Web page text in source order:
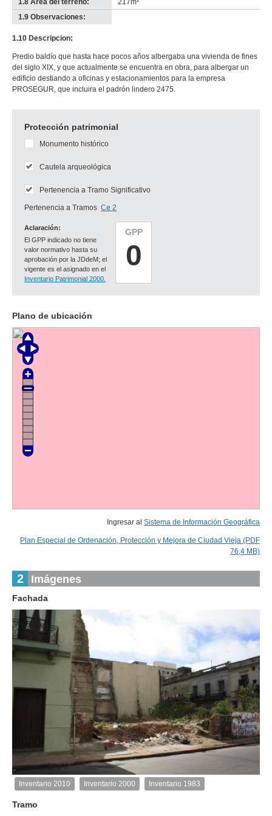
1.8 Área del terreno:
217m²
1.9 Observaciones:
1.10 Descripcion:
Predio baldío que hasta hace pocos años albergaba una vivienda de fines
del siglo XIX, y que actualmente se encuentra en obra, para albergar un
edificio destiando a oficinas y estacionamientos para la empresa
PROSEGUR, que incluira el padrón lindero 2475.
Protección patrimonial
GPP
0
Aclaración:
El GPP indicado no tiene
valor normativo hasta su
aprobación por la JDdeM; el
vigente es el asignado en el
Inventario Patrimonial 2000.
Monumento histórico
Cautela arqueológica
Pertenencia a Tramo Significativo
Pertenencia a Tramos Ce 2
Plano de ubicación
Ingresar al Sistema de Información Geográfica
Plan Especial de Ordenación, Protección y Mejora de Ciudad Vieja (PDF
76,4 MB)
2 Imágenes
Fachada
Inventario
2010
Inventario 2010
de1
Inventario 2000
Inventario 1983
Tramo